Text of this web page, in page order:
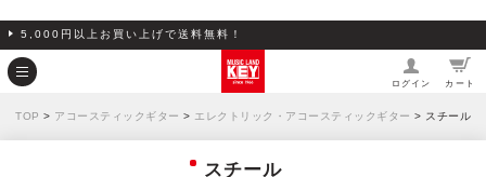
5,000円以上お買い上げで送料無料！
ログイン カート
TOP > アコースティックギター > エレクトリック・アコースティックギター > スチール
スチール